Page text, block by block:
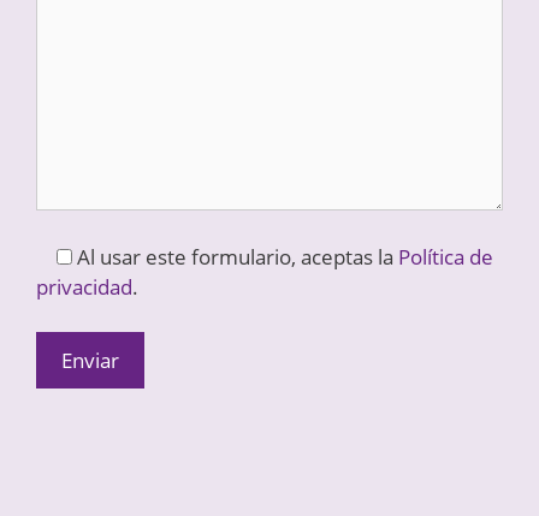
Al usar este formulario, aceptas la Política de
privacidad.